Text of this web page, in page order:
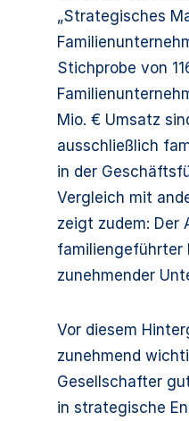
„Strategisches
Stichprobe von
Mio. € Umsatz
ausschließlich
in der
Vergleich mit
zeigt zudem: Der
familiengeführter
zunehmender
Vor diesem
zunehmend
Gesellschafter
in strategische